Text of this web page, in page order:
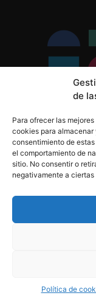
de
Para ofrecer las
cookies para
consentimiento de
el comportamiento de
sitio. No consentir o
negativamente a
Política de